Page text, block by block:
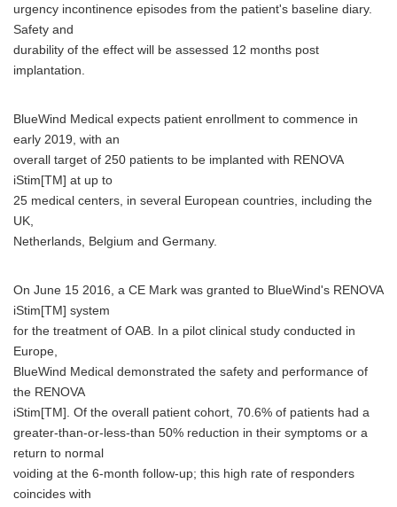
urgency incontinence episodes from the patient's baseline diary.
Safety and
durability of the effect will be assessed 12 months post
implantation.
BlueWind Medical expects patient enrollment to commence in
early 2019, with an
overall target of 250 patients to be implanted with RENOVA
iStim[TM] at up to
25 medical centers, in several European countries, including the
UK,
Netherlands, Belgium and Germany.
On June 15 2016, a CE Mark was granted to BlueWind's RENOVA
iStim[TM] system
for the treatment of OAB. In a pilot clinical study conducted in
Europe,
BlueWind Medical demonstrated the safety and performance of
the RENOVA
iStim[TM]. Of the overall patient cohort, 70.6% of patients had a
greater-than-or-less-than 50% reduction in their symptoms or a
return to normal
voiding at the 6-month follow-up; this high rate of responders
coincides with